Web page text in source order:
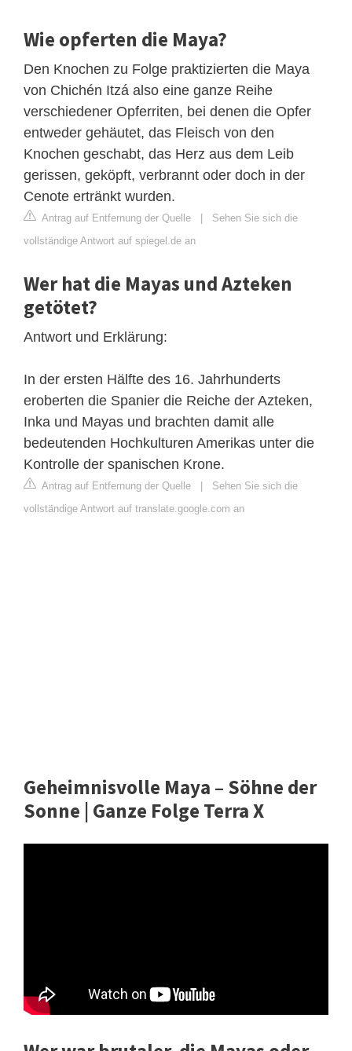
Wie opferten die Maya?
Den Knochen zu Folge praktizierten die Maya
von Chichén Itzá also eine ganze Reihe
verschiedener Opferriten, bei denen die Opfer
entweder gehäutet, das Fleisch von den
Knochen geschabt, das Herz aus dem Leib
gerissen, geköpft, verbrannt oder doch in der
Cenote ertränkt wurden.
Antrag auf Entfernung der Quelle
Sehen Sie sich die
vollständige Antwort auf spiegel.de an
Wer hat die Mayas und Azteken
getötet?
Antwort und Erklärung:
In der ersten Hälfte des 16. Jahrhunderts
eroberten die Spanier die Reiche der Azteken,
Inka und Mayas und brachten damit alle
bedeutenden Hochkulturen Amerikas unter die
Kontrolle der spanischen Krone.
Antrag auf Entfernung der Quelle
Sehen Sie sich die
vollständige Antwort auf translate.google.com an
Geheimnisvolle Maya – Söhne der
Sonne | Ganze Folge Terra X